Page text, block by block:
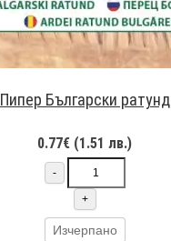
Пипер Български ратунд
0.77€ (1.51 лв.)
-
+
Изчерпано